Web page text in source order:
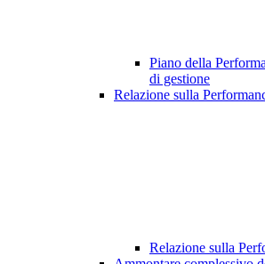
Piano della
di gestione
Relazione sulla
Relazione sulla